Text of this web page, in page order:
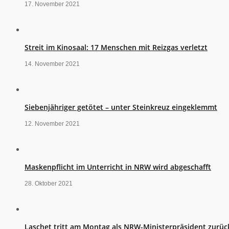
17. November 2021
Streit im Kinosaal: 17 Menschen mit Reizgas verletzt
14. November 2021
Siebenjähriger getötet – unter Steinkreuz eingeklemmt
12. November 2021
Maskenpflicht im Unterricht in NRW wird abgeschafft
28. Oktober 2021
Laschet tritt am Montag als NRW-Ministerpräsident